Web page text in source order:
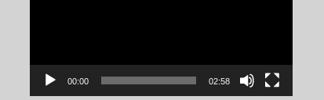
00:00 02:58